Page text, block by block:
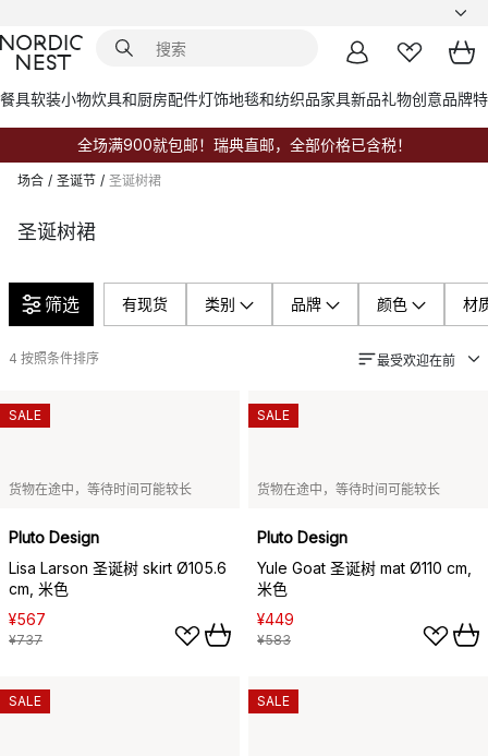
餐具软装小物炊具和厨房配件灯饰地毯和纺织品家具新品礼物创意品牌
全场满900就包邮！瑞典直邮，全部价格已含税！
场合 / 圣诞节 / 圣诞树裙
圣诞树裙
筛选 有现货 类别 品牌 颜色 材
4 按照条件排序 最受欢迎在前
货物在途中，等待时间可能较长
Pluto Design
Lisa Larson 圣诞树 skirt Ø105.6
cm, 米色
¥567
¥737
SALE
货物在途中，等待时间可能较长
Pluto Design
Yule Goat 圣诞树 mat Ø110 cm,
米色
¥449
¥583
SALE
SALE SALE